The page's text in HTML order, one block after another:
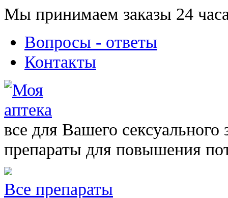
Мы принимаем заказы 24
Вопросы - ответы
Контакты
все для Вашего сексуального
препараты для повышения
Все препараты